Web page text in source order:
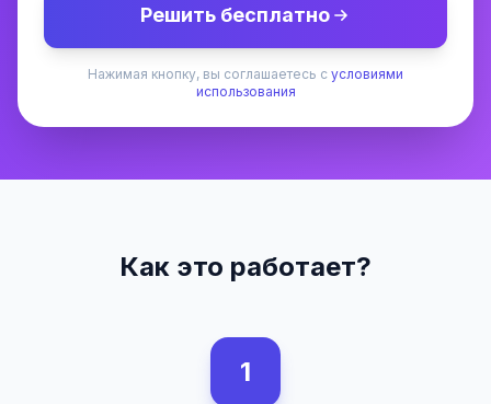
Решить бесплатно
Нажимая кнопку, вы соглашаетесь с условиями
использования
Как это работает?
1